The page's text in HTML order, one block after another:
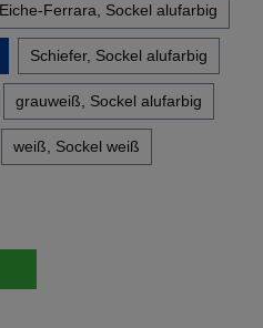
Eiche-Ferrara, Sockel alufarbig
Schiefer, Sockel alufarbig
grauweiß, Sockel alufarbig
weiß, Sockel weiß
den gewünschten